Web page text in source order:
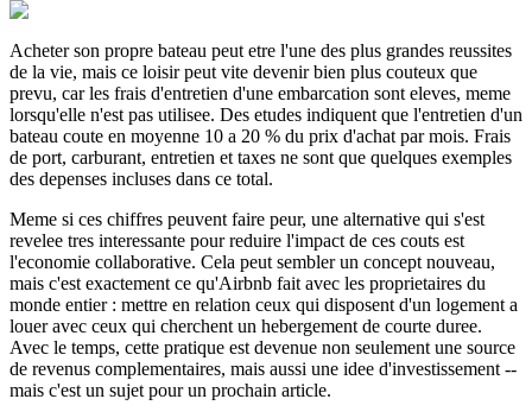
Acheter son propre bateau peut etre l'une des plus grandes reussites
de la vie, mais ce loisir peut vite devenir bien plus couteux que
prevu, car les frais d'entretien d'une embarcation sont eleves, meme
lorsqu'elle n'est pas utilisee. Des etudes indiquent que l'entretien d'un
bateau coute en moyenne 10 a 20 % du prix d'achat par mois. Frais
de port, carburant, entretien et taxes ne sont que quelques exemples
des depenses incluses dans ce total.
Meme si ces chiffres peuvent faire peur, une alternative qui s'est
revelee tres interessante pour reduire l'impact de ces couts est
l'economie collaborative. Cela peut sembler un concept nouveau,
mais c'est exactement ce qu'Airbnb fait avec les proprietaires du
monde entier : mettre en relation ceux qui disposent d'un logement a
louer avec ceux qui cherchent un hebergement de courte duree.
Avec le temps, cette pratique est devenue non seulement une source
de revenus complementaires, mais aussi une idee d'investissement --
mais c'est un sujet pour un prochain article.